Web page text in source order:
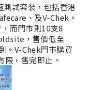
試套裝，包括香港
、及V-Chek。
而門市則10支8
，售價低至
。V-Chek門市購買
限，售完即止。